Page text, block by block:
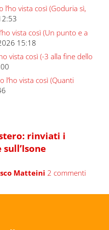
vista così (Goduria sì,
vista così (Un punto e a
15:18
vista così (-3 alla fine dello
l’ho vista così (Quanti
rinviati i
Matteini 2 commenti